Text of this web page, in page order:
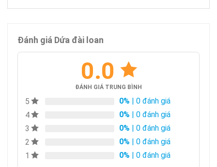
Đánh giá Dứa đài loan
0.0
ĐÁNH GIÁ TRUNG BÌNH
5 0% | 0 đánh giá
4
0% | 0 đánh giá
3
0% | 0 đánh giá
2
0% | 0 đánh giá
1
0% | 0 đánh giá